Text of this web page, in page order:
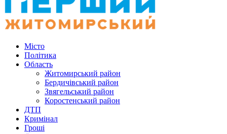
Місто
Політика
Область
Житомирський район
Бердичівський район
Звягельський район
Коростенський район
ДТП
Кримінал
Гроші